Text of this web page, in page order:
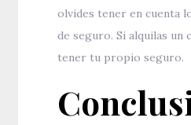
olvides tener en cuenta
de seguro. Si alquilas un
tener tu propio seguro.